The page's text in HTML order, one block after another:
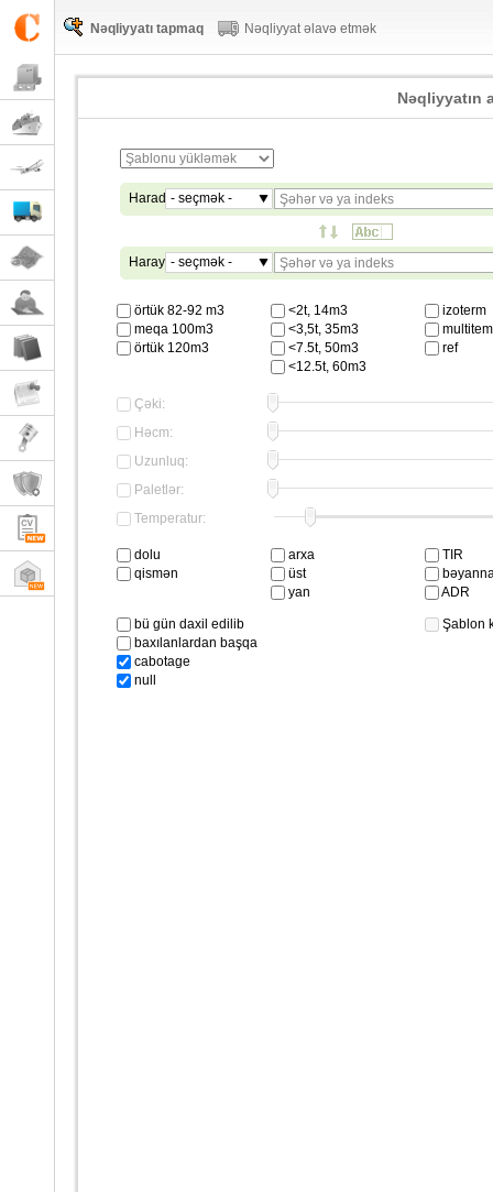
Nəqliyyatı tapmaq Nəqliyyat əlavə etmək
Nəqliyyatın
Haradan- seçmək -
Haraya- seçmək -
örtük 82-92 m3
meqa 100m3
örtük 120m3
<2t, 14m3
<3,5t, 35m3
<7.5t, 50m3
<12.5t, 60m3
izoterm
ref
Çəki:
Həcm:
Uzunluq:
Paletlər:
Temperatur:
dolu
qismən
arxa
üst
yan
TIR
ADR
bü gün daxil edilib
baxılanlardan başqa
cabotage
null
Şablon